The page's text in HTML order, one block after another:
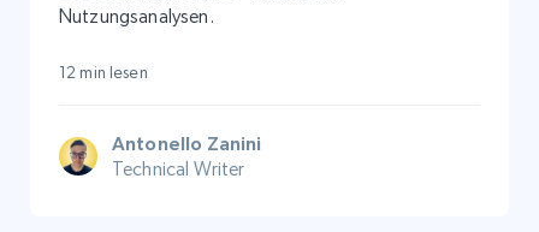
Nutzungsanalysen.
12 min lesen
Antonello Zanini
Technical Writer